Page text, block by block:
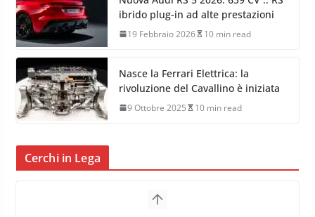
ibrido plug-in ad alte prestazioni
19 Febbraio 2026 10 min read
Nasce la Ferrari Elettrica: la
rivoluzione del Cavallino è iniziata
9 Ottobre 2025 10 min read
Cerchi in Lega